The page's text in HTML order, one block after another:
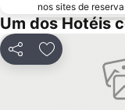
Porto da Figueira da
Estádio Cidade de
Parque Aquático
nos sites de
Um dos Hotéis
PartilharAdicionar